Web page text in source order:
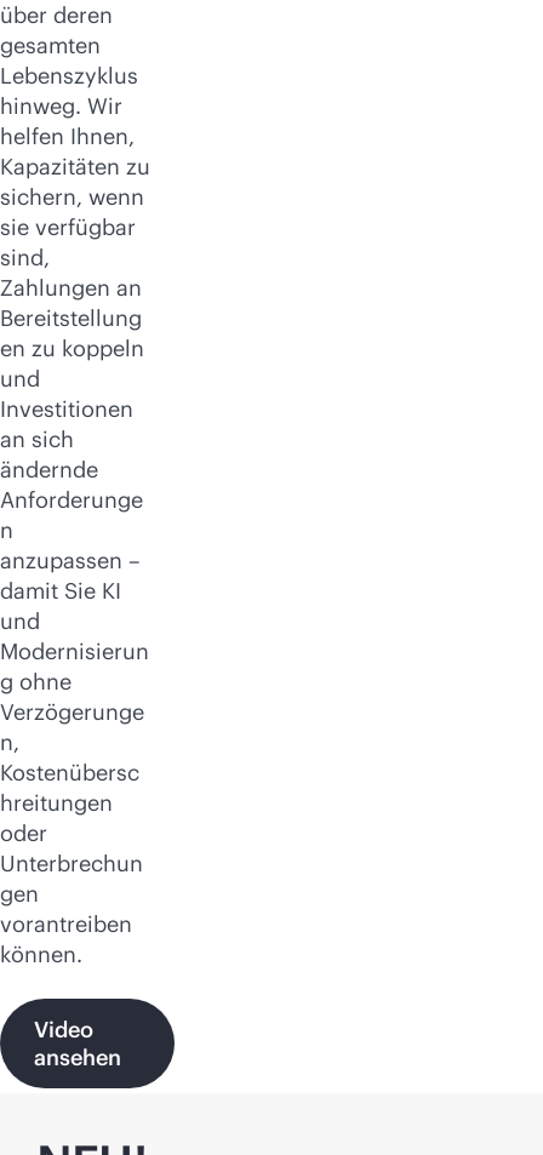
über deren
gesamten
Lebenszyklus
hinweg. Wir
helfen Ihnen,
Kapazitäten zu
sichern, wenn
sie verfügbar
sind,
Zahlungen an
Bereitstellung
en zu koppeln
und
Investitionen
an sich
ändernde
Anforderunge
n
anzupassen –
damit Sie KI
und
Modernisierun
g ohne
Verzögerunge
n,
Kostenübersc
hreitungen
oder
Unterbrechun
gen
vorantreiben
können.
Video
ansehen